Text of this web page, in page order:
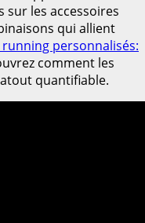
sur les accessoires
qui allient
running personnalisés:
comment les
quantifiable.